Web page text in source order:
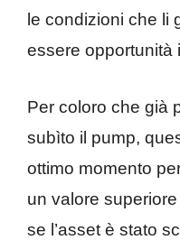
le condizioni che li
essere opportunità
Per coloro che già
subìto il pump,
ottimo momento
un valore
se l’asset è stato